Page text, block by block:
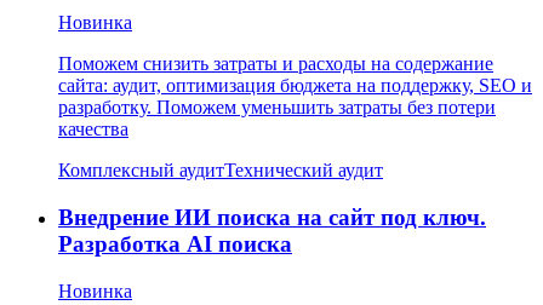
Новинка
Поможем снизить затраты и расходы на содержание
сайта: аудит, оптимизация бюджета на поддержку, SEO и
разработку. Поможем уменьшить затраты без потери
качества
Комплексный аудитТехнический аудит
Внедрение ИИ поиска на сайт под ключ.
Разработка AI поиска
Новинка